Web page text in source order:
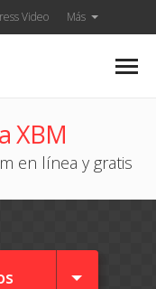
Video Más
XBM
en línea y gratis